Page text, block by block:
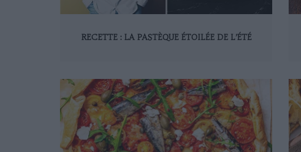
RECETTE : LA PASTÈQUE ÉTOILÉE DE L’ÉTÉ